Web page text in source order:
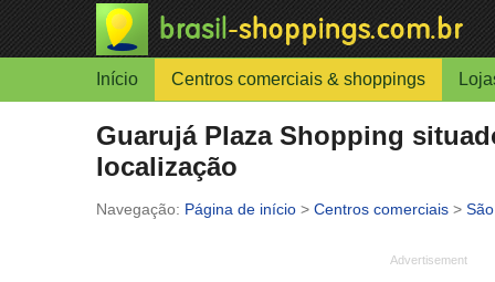
Início Centros comerciais & shoppings
Guarujá Plaza Shopping
localização
Página de início > Centros comerciais >